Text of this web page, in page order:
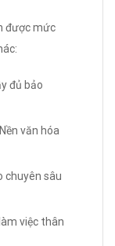
được mức
đủ bảo
Nền văn hóa
chuyên sâu
việc thân